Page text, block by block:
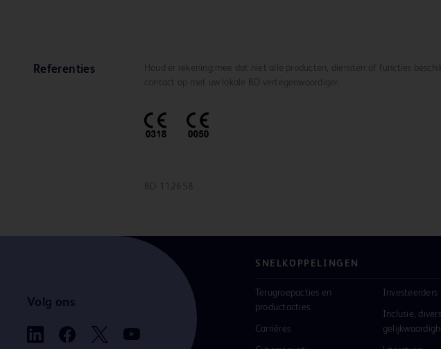
Referenties
Houd er rekening mee dat niet alle producten, diensten of functies
contact op met uw lokale BD vertegenwoordiger.
BD-112658
Volg ons
SNELKOPPELINGEN
Terugroepacties en
productacties
Carrières
Investeerders
Inclusie,